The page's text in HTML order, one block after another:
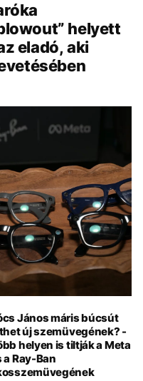
helyett
eladó, aki
János máris búcsút
új szemüvegének? -
helyen is tiltják a Meta
a Ray-Ban